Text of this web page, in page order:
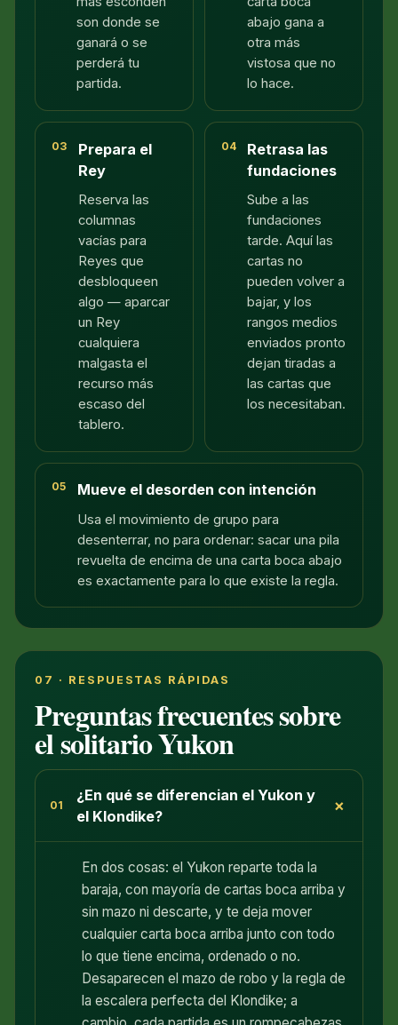
son donde se
ganará o se
perderá tu
partida.
abajo gana a
otra más
vistosa que no
lo hace.
03
Prepara el
Rey
Reserva las
columnas
vacías para
Reyes que
desbloqueen
algo — aparcar
un Rey
cualquiera
malgasta el
recurso más
escaso del
tablero.
04
Retrasa las
fundaciones
Sube a las
fundaciones
tarde. Aquí las
cartas no
pueden volver a
bajar, y los
rangos medios
enviados pronto
dejan tiradas a
las cartas que
los necesitaban.
05 Mueve el desorden con intención
Usa el movimiento de grupo para
desenterrar, no para ordenar: sacar una pila
revuelta de encima de una carta boca abajo
es exactamente para lo que existe la regla.
07 · RESPUESTAS RÁPIDAS
Preguntas frecuentes sobre
el solitario Yukon
01
¿En qué se diferencian el Yukon y
el Klondike?
+
En dos cosas: el Yukon reparte toda la
baraja, con mayoría de cartas boca arriba y
sin mazo ni descarte, y te deja mover
cualquier carta boca arriba junto con todo
lo que tiene encima, ordenado o no.
Desaparecen el mazo de robo y la regla de
la escalera perfecta del Klondike; a